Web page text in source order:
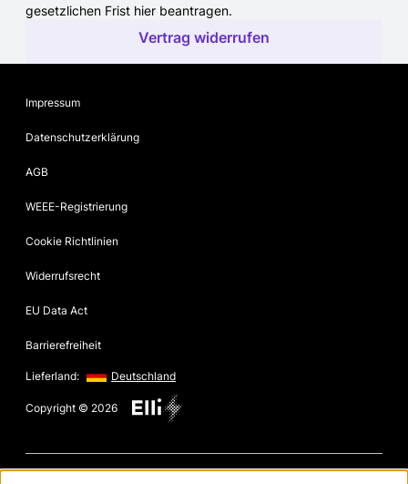
gesetzlichen Frist hier beantragen.
Vertrag widerrufen
Impressum
Datenschutzerklärung
AGB
WEEE-Registrierung
Cookie Richtlinien
Widerrufsrecht
EU Data Act
Barrierefreiheit
Lieferland: Deutschland
Copyright © 2026